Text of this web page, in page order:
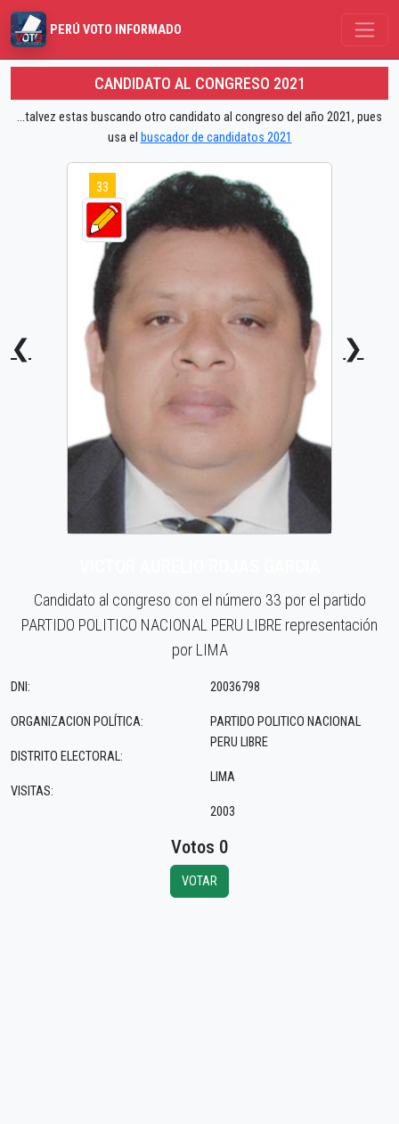
PERÚ VOTO INFORMADO
CANDIDATO AL CONGRESO 2021
...talvez estas buscando otro candidato al congreso del año 2021, pues
usa el buscador de candidatos 2021
❮
33
❯
Candidato al congreso con el número 33 por el partido
PARTIDO POLITICO NACIONAL PERU LIBRE representación
por LIMA
DNI:
ORGANIZACION POLÍTICA:
DISTRITO ELECTORAL:
VISITAS:
20036798
PARTIDO POLITICO NACIONAL
PERU LIBRE
LIMA
2003
Votos 0
VOTAR